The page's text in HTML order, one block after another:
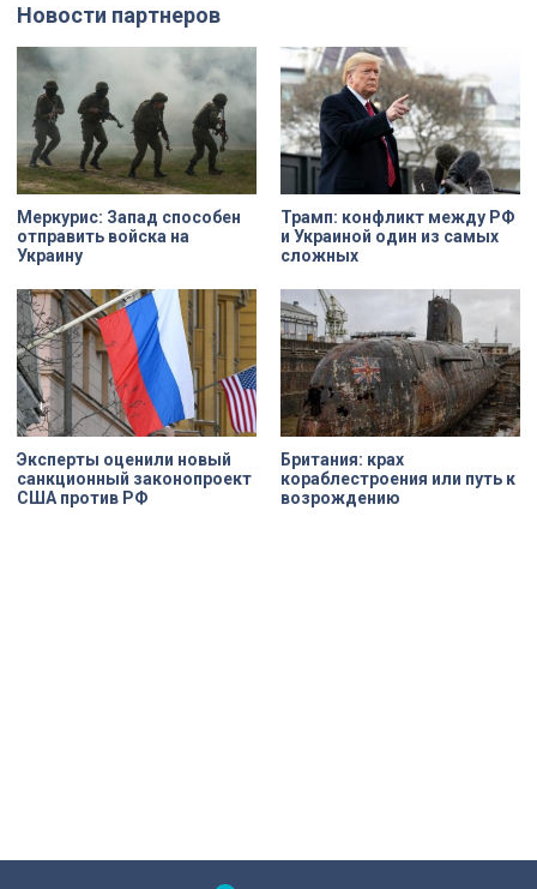
Александра Беглова, срок
договора рассчитан на 49 лет, из
которых за семь арендатор
должен полностью выполнить все
обязательства. Как
восстанавливают яркий пример
деревянного модерна и почему
эта история уникальна?
Новости партнеров
Меркурис: Запад способен
отправить войска на
Украину
Трамп: конфликт между РФ
и Украиной один из самых
сложных
Эксперты оценили новый
санкционный законопроект
США против РФ
Британия: крах
кораблестроения или путь к
возрождению